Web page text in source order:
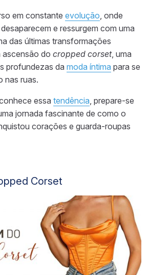
em constante evolução , onde
e ressurgem com uma
das últimas transformações
ascensão do cropped corset, uma
profundezas da moda íntima para se
nas ruas.
essa tendência , prepare-se
jornada fascinante de como o
corações e guarda-roupas
Corset